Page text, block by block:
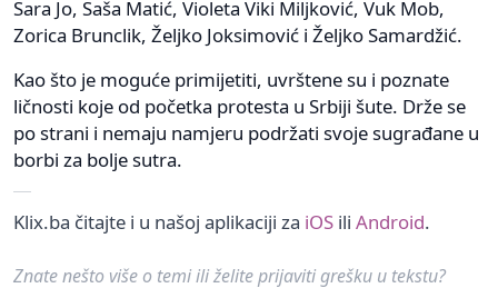
Sara Jo, Saša Matić, Violeta Viki Miljković, Vuk Mob,
Zorica Brunclik, Željko Joksimović i Željko Samardžić.
Kao što je moguće primijetiti, uvrštene su i poznate
ličnosti koje od početka protesta u Srbiji šute. Drže se
po strani i nemaju namjeru podržati svoje sugrađane u
borbi za bolje sutra.
Klix.ba čitajte i u našoj aplikaciji za iOS ili Android.
Znate nešto više o temi ili želite prijaviti grešku u tekstu?